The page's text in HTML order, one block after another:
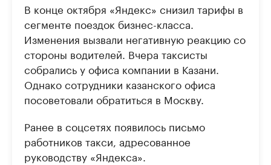
В конце октября «Яндекс» снизил тарифы в
сегменте поездок бизнес-класса.
Изменения вызвали негативную реакцию со
стороны водителей. Вчера таксисты
собрались у офиса компании в Казани.
Однако сотрудники казанского офиса
посоветовали обратиться в Москву.
Ранее в соцсетях появилось письмо
работников такси, адресованное
руководству «Яндекса».